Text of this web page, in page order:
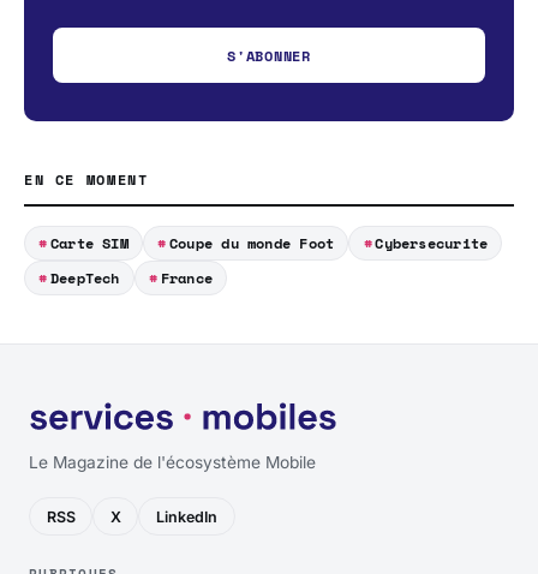
S'ABONNER
EN CE MOMENT
Carte SIM Coupe du monde Foot
Cybersecurite
DeepTech
France
Le Magazine de l'écosystème Mobile
RSS X LinkedIn